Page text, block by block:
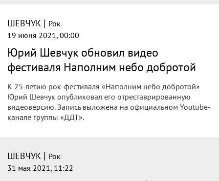
ШЕВЧУК | Рок
19 июня 2021, 00:00
Юрий Шевчук обновил видео
фестиваля Наполним небо добротой
К 25-летию рок-фестиваля «Наполним небо добротой»
Юрий Шевчук опубликовал его отреставрированную
видеоверсию. Запись выложена на официальном Youtube-
канале группы «ДДТ».
ШЕВЧУК | Рок
31 мая 2021, 11:22